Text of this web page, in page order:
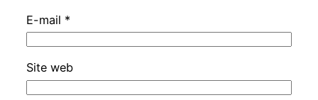
E-mail *
Site web